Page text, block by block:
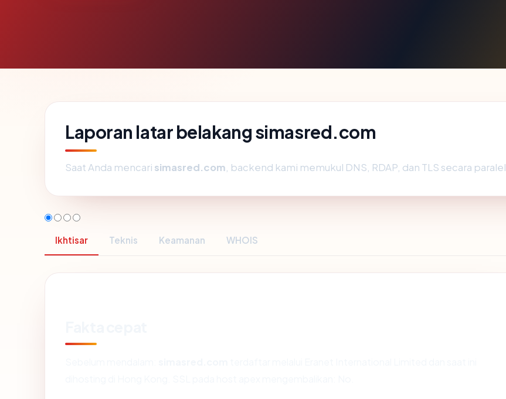
Laporan latar belakang simasred.com
Saat Anda mencari simasred.com , backend kami memukul DNS, RDAP, dan TLS secara paralel.
Ikhtisar Teknis Keamanan WHOIS